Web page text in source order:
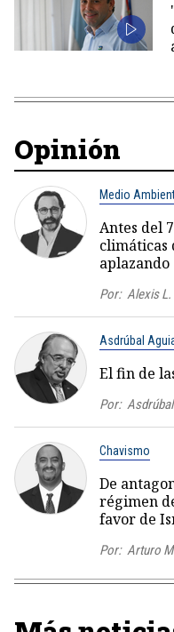
Opinión
Medio
Antes del
climáticas
aplazando
Por: Alexis
Asdrúbal
El fin de
Por:
Chavismo
De
régimen
favor de
Por: Arturo